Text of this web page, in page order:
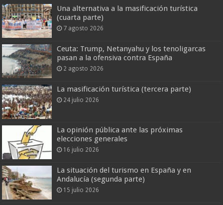
Una alternativa a la masificación turística
(cuarta parte)
7 agosto 2026
Ceuta: Trump, Netanyahu y los tenoligarcas
pasan a la ofensiva contra España
2 agosto 2026
La masificación turística (tercera parte)
24 julio 2026
La opinión pública ante las próximas
elecciones generales
16 julio 2026
La situación del turismo en España y en
Andalucía (segunda parte)
15 julio 2026